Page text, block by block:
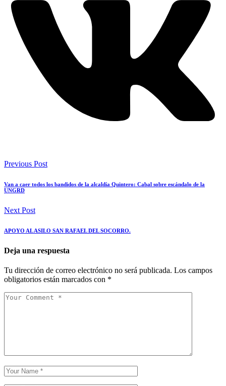
Previous Post
Van a caer todos los bandidos de la alcaldía Quintero: Cabal sobre escándalo de la
UNGRD
Next Post
APOYO AL ASILO SAN RAFAEL DEL SOCORRO.
Deja una respuesta
Tu dirección de correo electrónico no será publicada. Los campos
obligatorios están marcados con *